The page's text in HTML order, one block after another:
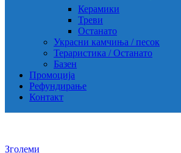
Керамики
Треви
Останато
Украсни камчиња / песок
Тераристика / Останато
Базен
Промоција
Рефундирање
Контакт
Зголеми